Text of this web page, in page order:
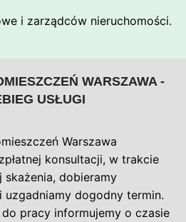
i zarządców nieruchomości.
WARSZAWA -
USŁUGI
Warszawa
konsultacji, w trakcie
dobieramy
dogodny termin.
pracy informujemy o czasie